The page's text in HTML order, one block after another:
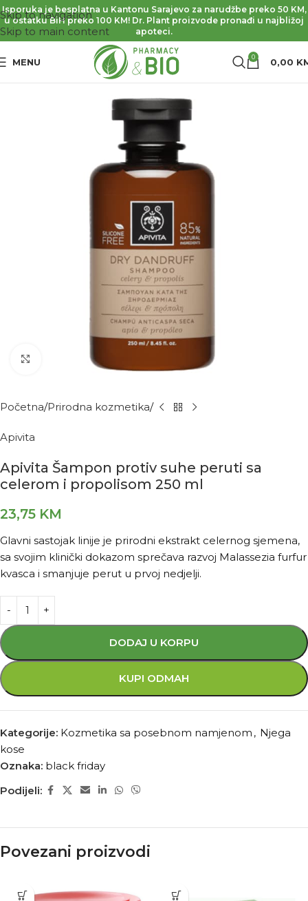
Skip to navigation
Skip to main content
Isporuka je besplatna u Kantonu Sarajevo za narudžbe preko 50 KM,
u ostatku BiH preko 100 KM! Dr. Plant proizvode pronađi u najbližoj
apoteci.
MENU 0 0,00
Kliknite za povećanje
Početna Prirodna kozmetika
Apivita
Apivita Šampon protiv suhe peruti sa
celerom i propolisom 250 ml
23,75 KM
Glavni sastojak linije je prirodni ekstrakt celernog sjemena,
sa svojim klinički dokazom sprečava razvoj Malassezia furfur
kvasca i smanjuje perut u prvoj nedjelji.
DODAJ U KORPU
KUPI ODMAH
Kategorije: Kozmetika sa posebnom namjenom , Njega
kose
Oznaka: black friday
Podijeli:
Povezani proizvodi